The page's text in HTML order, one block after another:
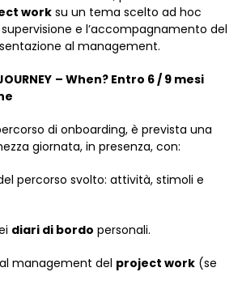
work su un tema scelto ad hoc
supervisione e l’accompagnamento del
al management.
– When? Entro 6 / 9 mesi
di onboarding, è prevista una
giornata, in presenza, con:
percorso svolto: attività, stimoli e
diari di bordo personali.
management del project work (se